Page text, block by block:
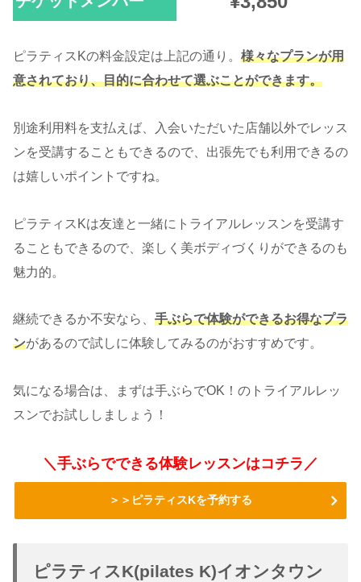
ピラティスKの料金設定は上記の通り。 様々なプランが用
意されており、目的に合わせて選ぶことができます。
別途利用料を支払えば、入会いただいた店舗以外でレッス
ンを受講することもできるので、出張先でも利用できるの
は嬉しいポイントですね。
ピラティスKは友達と一緒にトライアルレッスンを受講す
ることもできるので、楽しく美ボディづくりができるのも
魅力的。
継続できるか不安なら、 手ぶらで体験ができるお得なプラ
ンがあるので試しに体験してみるのがおすすめです。
気になる場合は、まずは手ぶらでOK！のトライアルレッ
スンでお試ししましょう！
＼手ぶらでできる体験レッスンはコチラ／
＞＞ピラティスKを予約する
ピラティスK(pilates K)イオンタウン